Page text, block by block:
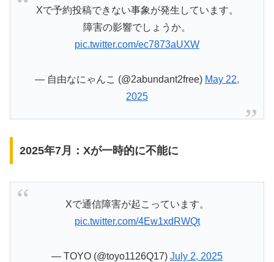
Xで予約投稿できない事象が発生しています。
障害の影響でしょうか。
pic.twitter.com/ec7873aUXW
— 自由なにゃんこ (@2abundant2free) May 22,
2025
2025年7月：Xが一時的に不能に
Xで通信障害が起こっています。
pic.twitter.com/4Ew1xdRWQt
— TOYO (@toyo1126Q17) July 2, 2025